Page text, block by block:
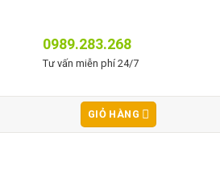
0989.283.268
Tư vấn miễn phí 24/7
GIỎ HÀNG